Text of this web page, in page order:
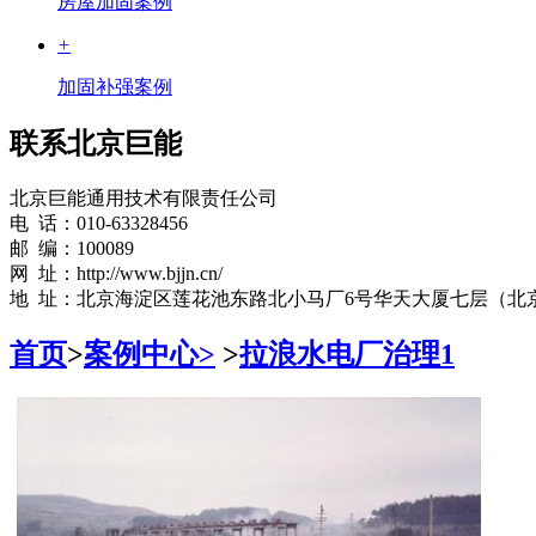
+
加固补强案例
联系北京巨能
北京巨能通用技术有限责任公司
电 话：010-63328456
邮 编：100089
网 址：http://www.bjjn.cn/
地 址：北京海淀区莲花池东路北小马厂6号华天大厦七层（北
首页>案例中心> >拉浪水电厂治理1